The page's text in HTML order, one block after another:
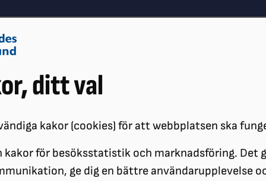
ditt val
kakor (cookies) för att webbplatsen ska
kakor för besöksstatistik och marknadsföring. Det
ge dig en bättre användarupplevelse
Påverkansarbete
DISTRIKT SRF STOCKHOLM GOTLAND NYHETER